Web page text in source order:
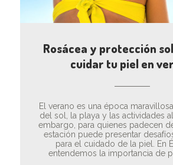
Rosácea y protección
cuidar tu piel en
El verano es una época
del sol, la playa y las actividades
embargo, para quienes padecen
estación puede presentar
para el cuidado de la piel. En
entendemos la importancia de